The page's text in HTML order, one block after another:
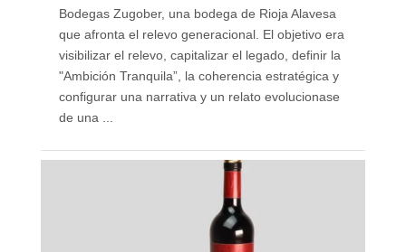
Bodegas Zugober, una bodega de Rioja Alavesa
que afronta el relevo generacional. El objetivo era
visibilizar el relevo, capitalizar el legado, definir la
"Ambición Tranquila”, la coherencia estratégica y
configurar una narrativa y un relato evolucionase
de una ...